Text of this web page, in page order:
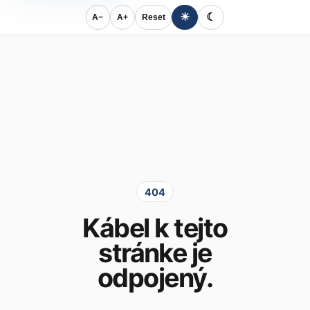
A− A+ Reset ☀ ☾
404
Kábel k tejto
stránke je
odpojený.